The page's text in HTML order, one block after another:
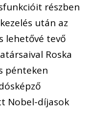
részben
után az
lehetővé tevő
Roska
pénteken
Nobel-díjasok